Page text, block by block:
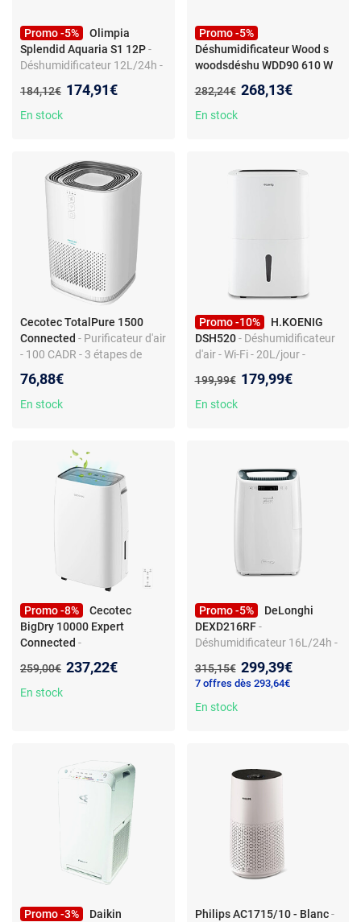
Promo -5%
Olimpia
Splendid Aquaria S1 12P-
Déshumidificateur 12L/24h -
Filtre charbon actif - Niveau
sonore 40 dB
Ancien prix :
184,12€ Nouveau prix :
174,91€
En stock
Promo -5%
Déshumidificateur Wood s
woodsdéshu WDD90 610 W
Wood's woodsdéshu WDD90
610 W Blanc
Ancien prix :
282,24€ Nouveau prix :
268,13€
En stock
Cecotec TotalPure 1500
Connected - Purificateur d'air
- 100 CADR - 3 étapes de
PM2.5 - 40 m²
76,88€
En stock
Promo -10%
H.KOENIG
DSH520 - Déshumidificateur
d'air - Wi-Fi - 20L/jour -
Ancien prix :
199,99€ Nouveau prix :
179,99€
En stock
Promo -8%
Cecotec
BigDry 10000 Expert
Connected -
Wi-Fi - Réservoir amovible 6L
- Contrôle via smartphone
Ancien prix :
259,00€ Nouveau prix :
237,22€
En stock
Promo -5%
DeLonghi
DEXD216RF -
Déshumidificateur 16L/24h -
Niveau sonore 40 dB(A) -
Surface 75 m³
Ancien prix :
315,15€ Nouveau prix :
299,39€
7 offres dès 293,64€
En stock
Promo -3%
Daikin
Philips AC1715/10 - Blanc -